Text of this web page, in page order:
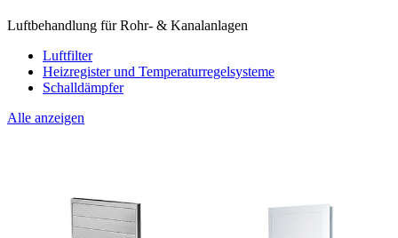
Luftbehandlung für Rohr- & Kanalanlagen
Luftfilter
Heizregister und Temperaturregelsysteme
Schalldämpfer
Alle anzeigen